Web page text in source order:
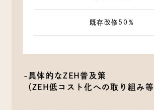
既存改修50％
-具体的なZEH普及策
（ZEH低コスト化への取り組み等